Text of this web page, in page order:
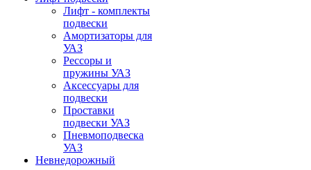
Лифт - комплекты
подвески
Амортизаторы для
УАЗ
Рессоры и
пружины УАЗ
Аксессуары для
подвески
Проставки
подвески УАЗ
Пневмоподвеска
УАЗ
Невнедорожный